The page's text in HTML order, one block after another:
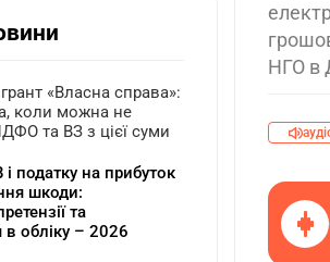
НГО в
«Власна справа»:
коли можна не
та ВЗ з цієї суми
податку на прибуток
шкоди:
та
в обліку – 2026